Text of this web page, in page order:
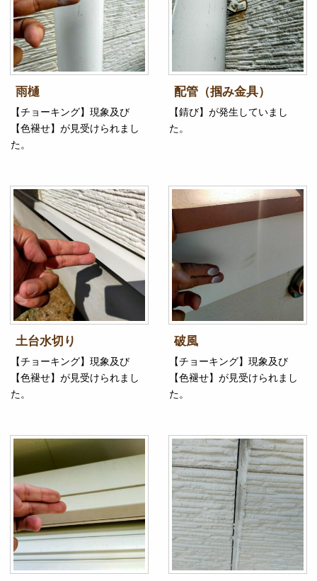
雨樋
【チョーキング】現象及び
【色褪せ】が見受けられまし
た。
配管（掴み金具）
【錆び】が発生していまし
た。
土台水切り
【チョーキング】現象及び
【色褪せ】が見受けられまし
た。
破風
【チョーキング】現象及び
【色褪せ】が見受けられまし
た。